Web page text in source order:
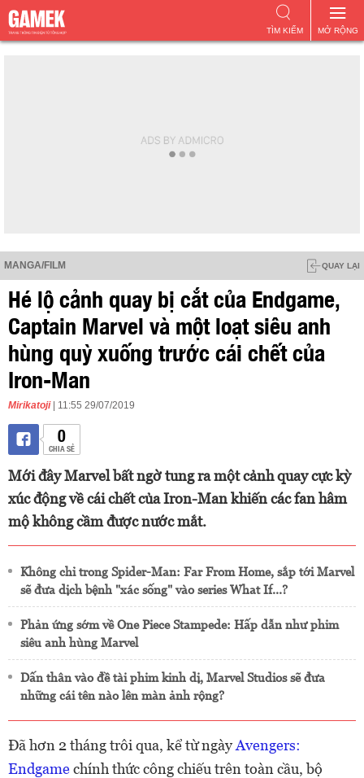
MỞ RỘNG
TÌM KIẾM
MANGA/FILM QUAY LẠI
Hé lộ cảnh quay bị cắt của Endgame,
Captain Marvel và một loạt siêu anh
hùng quỳ xuống trước cái chết của
Iron-Man
Mirikatoji | 11:55 29/07/2019
0
CHIA SẺ
Mới đây Marvel bất ngờ tung ra một cảnh quay cực kỳ
xúc động về cái chết của Iron-Man khiến các fan hâm
mộ không cầm được nước mắt.
Không chỉ trong Spider-Man: Far From Home, sắp tới Marvel
sẽ đưa dịch bệnh "xác sống" vào series What If...?
Phản ứng sớm về One Piece Stampede: Hấp dẫn như phim
siêu anh hùng Marvel
Dấn thân vào đề tài phim kinh dị, Marvel Studios sẽ đưa
những cái tên nào lên màn ảnh rộng?
Đã hơn 2 tháng trôi qua, kể từ ngàyAvengers:
Endgamechính thức công chiếu trên toàn cầu, bộ